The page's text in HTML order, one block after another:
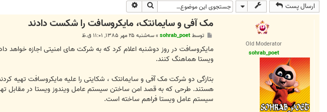
ارسال پست جستجو
Old Moderator
sohrab_poet
مک آفی و سایمانتک، مایکروسافت را شکست دادند
ت
توسطsohrab_poet
»سه‌شنبه ۲۵ مهر ۱۳۸۵, ۱۱:۰۱ ق.ظ
مایکروسافت در روز دوشنبه اعلام کرد که به شرکت های امنیتی اجازه خواهد
ویستا هماهنگ کنند.
سیستم عامل ویستا فراهم ساخته است.